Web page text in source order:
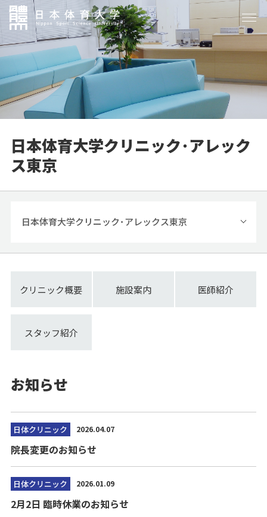
日本体育大学クリニック･アレック
ス東京
日本体育大学クリニック･アレックス東京
クリニック概要 施設案内 医師紹介
スタッフ紹介
お知らせ
日体クリニック 2026.04.07
院長変更のお知らせ
日体クリニック 2026.01.09
2月2日 臨時休業のお知らせ